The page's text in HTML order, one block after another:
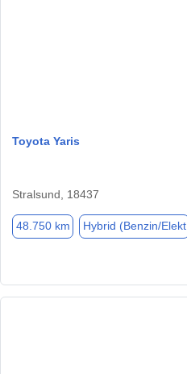
Toyota Yaris
Stralsund, 18437
48.750 km Hybrid (Benzin/Elekt